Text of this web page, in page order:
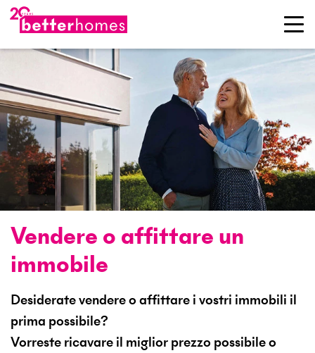
Vendere o affittare un
immobile
Desiderate vendere o affittare i vostri immobili il
prima possibile?
Vorreste ricavare il miglior prezzo possibile o